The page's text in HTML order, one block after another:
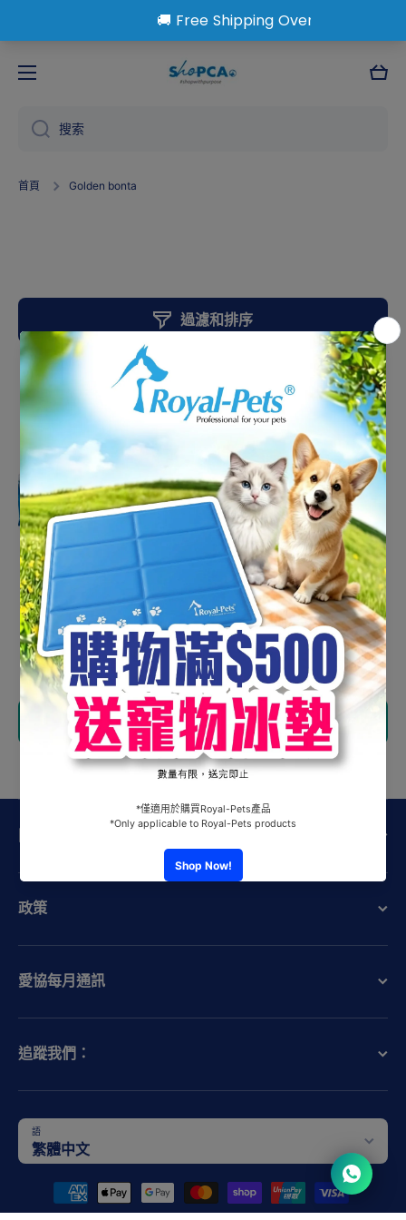
大
車
搜索
首頁 Golden bonta
過濾和排序
2 產品
Golden Bonta 濕紙巾 70
片
HK$38.00
添加到購物車
Golden Bonta Pina 貓砂
HK$60.00
添加到購物車
政策
愛協每月通訊
追蹤我們：
語
繁體中文
支付方式